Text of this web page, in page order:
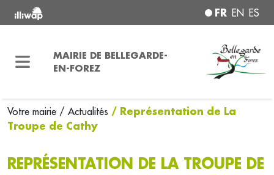
FR EN ES
MAIRIE DE BELLEGARDE-
EN-FOREZ
Votre mairie / Actualités / Représentation de La
Troupe de Cathy
REPRÉSENTATION DE LA TROUPE DE